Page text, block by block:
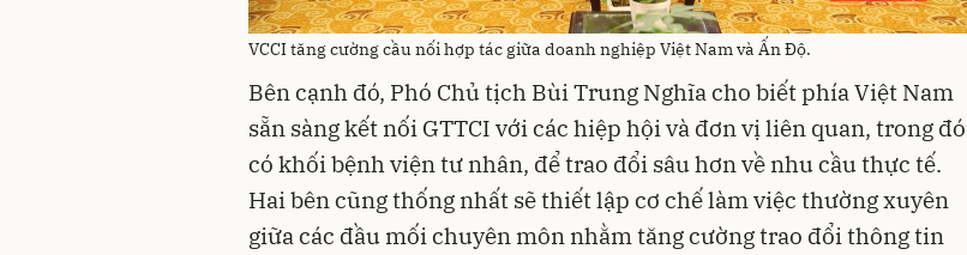
VCCI tăng cường cầu nối hợp tác giữa doanh nghiệp Việt Nam và Ấn Độ.
Bên cạnh đó, Phó Chủ tịch Bùi Trung Nghĩa cho biết phía Việt Nam
sẵn sàng kết nối GTTCI với các hiệp hội và đơn vị liên quan, trong đó
có khối bệnh viện tư nhân, để trao đổi sâu hơn về nhu cầu thực tế.
Hai bên cũng thống nhất sẽ thiết lập cơ chế làm việc thường xuyên
giữa các đầu mối chuyên môn nhằm tăng cường trao đổi thông tin